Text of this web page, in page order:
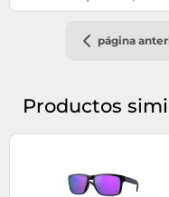
página
Productos